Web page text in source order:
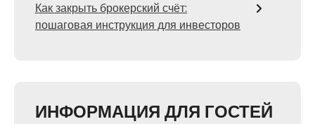
Как закрыть брокерский счёт:
пошаговая инструкция для инвесторов
ИНФОРМАЦИЯ ДЛЯ ГОСТЕЙ